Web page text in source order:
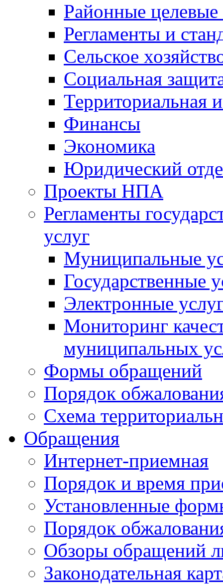
Районные
Регламенты и
Сельское
Социальная
Территориальная
Финансы
Экономика
Юридический
Проекты НПА
Регламенты
услуг
Муниципальные
Государственные
Электронные
Мониторинг
муниципальных
Формы обращений
Порядок
Схема
Обращения
Интернет-приемная
Порядок и время
Установленные
Порядок
Обзоры обращений
Законодательная